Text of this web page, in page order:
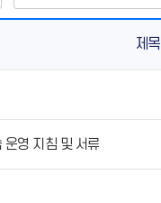
제목
운영 지침 및 서류